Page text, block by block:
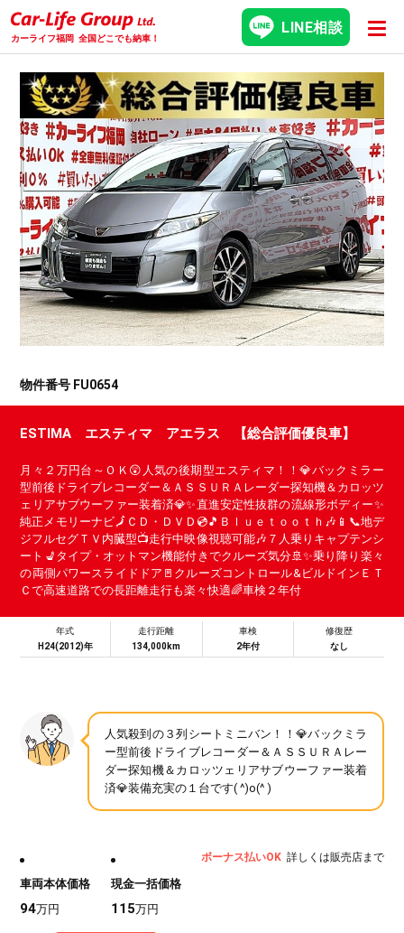
カーライフ福岡 全国どこでも納車！
LINE相談
物件番号 FU0654
ESTIMA エスティマ アエラス 【総合評価優良車】
月々２万円台～ＯＫ😲人気の後期型エスティマ！！💎バックミラー
型前後ドライブレコーダー＆ＡＳＳＵＲＡレーダー探知機＆カロッツ
ェリアサブウーファー装着済💎✨直進安定性抜群の流線形ボディー✨
純正メモリーナビ🗾ＣＤ・ＤＶＤ💿🎵Ｂｌｕｅｔｏｏｔｈ🎶📱📞地デ
ジフルセグＴＶ内臓型📺走行中映像視聴可能🎶７人乗りキャプテンシ
ート💺タイプ・オットマン機能付きでクルーズ気分🚢✨乗り降り楽々
の両側パワースライドドア🚪クルーズコントロール&ビルドインＥＴ
Ｃで高速道路での長距離走行も楽々快適🌈車検２年付
年式
H24(2012)年
走行距離
134,000km
車検
2年付
修復歴
なし
人気殺到の３列シートミニバン！！💎バックミラ
ー型前後ドライブレコーダー＆ＡＳＳＵＲＡレー
ダー探知機＆カロッツェリアサブウーファー装着
済💎装備充実の１台です( ^)o(^ )
車両本体価格
94万円
現金一括価格
115万円
ボーナス払いOK 詳しくは販売店まで